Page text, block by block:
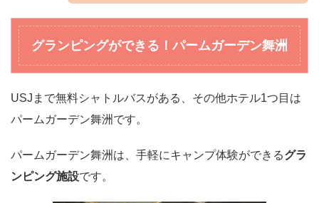
グランピングができる！パームガーデン舞洲
USJまで無料シャトルバスがある、その他ホテル1つ目は
パームガーデン舞洲です。
パームガーデン舞洲は、手軽にキャンプ体験ができるグラ
ンピング施設です。